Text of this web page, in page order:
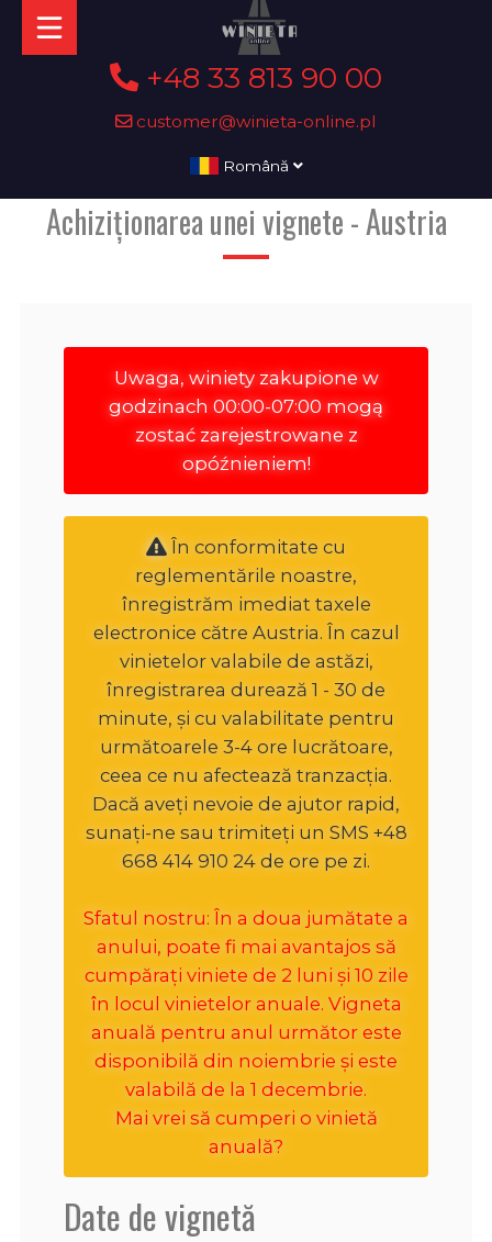
+48 33 813 90 00
customer@winieta-online.pl
Română
Achiziționarea unei vignete - Austria
Uwaga, winiety zakupione w
godzinach 00:00-07:00 mogą
zostać zarejestrowane z
opóźnieniem!
În conformitate cu
reglementările noastre,
înregistrăm imediat taxele
electronice către Austria. În cazul
vinietelor valabile de astăzi,
înregistrarea durează 1 - 30 de
minute, și cu valabilitate pentru
următoarele 3-4 ore lucrătoare,
ceea ce nu afectează tranzacția.
Dacă aveți nevoie de ajutor rapid,
sunați-ne sau trimiteți un SMS +48
668 414 910 24 de ore pe zi.
Sfatul nostru: În a doua jumătate a
anului, poate fi mai avantajos să
cumpărați viniete de 2 luni și 10 zile
în locul vinietelor anuale. Vigneta
anuală pentru anul următor este
disponibilă din noiembrie și este
valabilă de la 1 decembrie.
Mai vrei să cumperi o vinietă
anuală?
Date de vignetă